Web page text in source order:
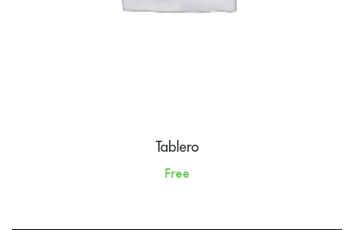
Tablero
Free